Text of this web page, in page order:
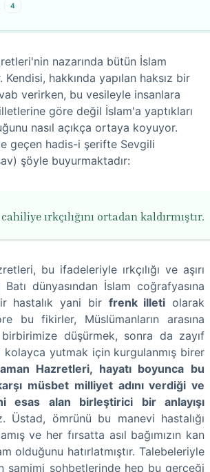
4
nazarında bütün İslam
hakkında yapılan haksız bir
verirken, bu vesileyle insanlara
göre değil İslam'a yaptıkları
nasıl açıkça ortaya koyuyor.
geçen hadis-i şerifte Sevgili
şöyle buyurmaktadır:
ırkçılığını ortadan kaldırmıştır.
bu ifadeleriyle ırkçılığı ve aşırı
dünyasından İslam coğrafyasına
hastalık yani bir frenk illeti olarak
bu fikirler, Müslümanların arasına
düşürmek, sonra da zayıf
yutmak için kurgulanmış birer
Hazretleri, hayatı boyunca bu
müsbet milliyet adını verdiği ve
esas alan birleştirici bir anlayışı
Üstad, ömrünü bu manevi hastalığı
ve her fırsatta asıl bağımızın kan
olduğunu hatırlatmıştır. Talebeleriyle
samimi sohbetlerinde hep bu gerçeği